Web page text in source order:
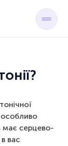
має серцево-
вас